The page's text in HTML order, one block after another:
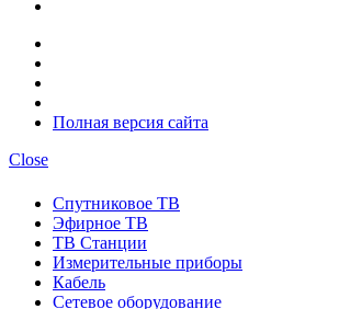
Полная версия сайта
Close
Спутниковое ТВ
Эфирное ТВ
ТВ Станции
Измерительные приборы
Кабель
Сетевое оборудование